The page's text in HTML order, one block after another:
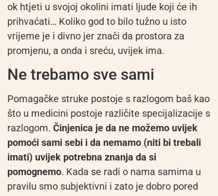
ok htjeti u svojoj okolini imati ljude koji će ih
prihvaćati… Koliko god to bilo tužno u isto
vrijeme je i divno jer znači da prostora za
promjenu, a onda i sreću, uvijek ima.
Ne trebamo sve sami
Pomagačke struke postoje s razlogom baš kao
što u medicini postoje različite specijalizacije s
razlogom. Činjenica je da ne možemo uvijek
pomoći sami sebi i da nemamo (niti bi trebali
imati) uvijek potrebna znanja da si
pomognemo. Kada se radi o nama samima u
pravilu smo subjektivni i zato je dobro pored